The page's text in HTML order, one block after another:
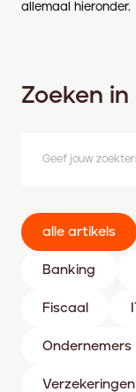
allemaal hieronder.
Zoeken in
alle artikels
Banking
Fiscaal
Ondernemers
Verzekeringen